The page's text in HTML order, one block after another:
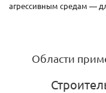
агрессивным средам —
Области